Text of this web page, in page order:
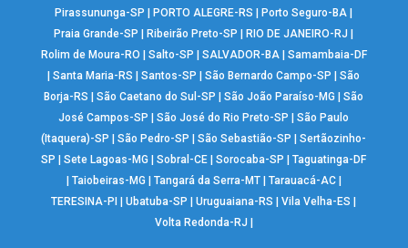
Pirassununga-SP
PORTO ALEGRE-RS Porto Seguro-BA
Praia Grande-SP
Ribeirão Preto-SP RIO DE JANEIRO-RJ
Rolim de Moura-RO
Salto-SP SALVADOR-BA| Samambaia-DF
|Santa Maria-RS |Santos-SP |São Bernardo Campo-SP |São
Borja-RS
|São Caetano do Sul-SP |São João Paraíso-MG |São
José Campos-SP
|São José do Rio Preto-SP |São Paulo
(Itaquera)-SP
|São Pedro-SP |São Sebastião-SP |Sertãozinho-
SP
|Sete Lagoas-MG |Sobral-CE |Sorocaba-SP |Taguatinga-DF
Taiobeiras-MG Tangará da Serra-MT| Tarauacá-AC|
TERESINA-PI
|Ubatuba-SP |Uruguaiana-RS |Vila Velha-ES
Volta Redonda-RJ